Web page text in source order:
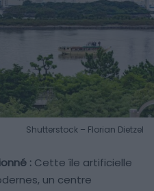
Shutterstock – Florian Dietzel
: Cette île artificielle
un centre